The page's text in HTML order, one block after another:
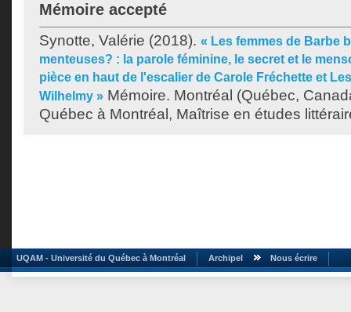
Mémoire accepté
Synotte, Valérie (2018). « Les femmes de Barbe
menteuses? : la parole féminine, le secret et le
pièce en haut de l'escalier de Carole Fréchette et
Wilhelmy » Mémoire. Montréal (Québec,
Québec à Montréal, Maîtrise en études
UQAM - Université du Québec à Montréal Archipel Nous écrire